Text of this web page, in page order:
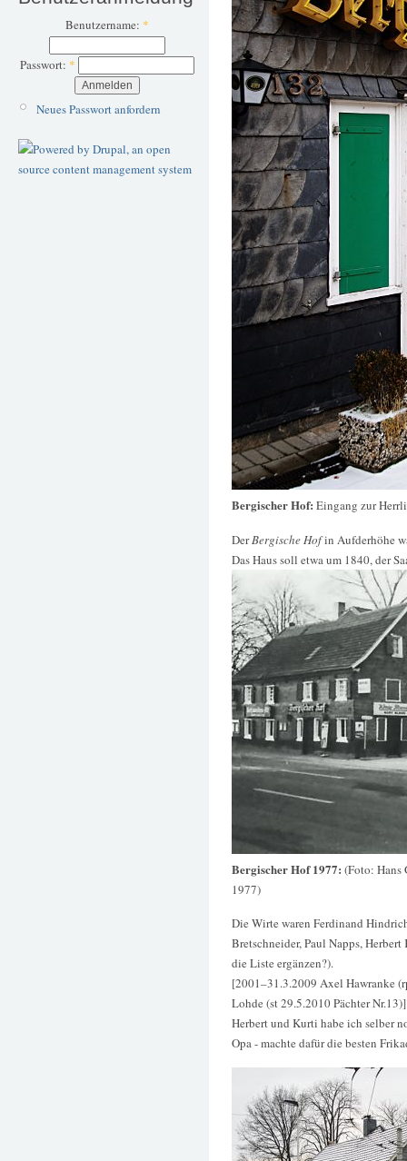
Benutzername: *
Passwort: *
Neues Passwort anfordern
Bergischer Hof: Eingang zur
DerBergische Hofin Aufderhöhe
Das Haus soll etwa um 1840, der
Bergischer Hof 1977: (Foto: Hans
1977)
Die Wirte waren Ferdinand
Bretschneider, Paul Napps,
die Liste ergänzen?).
[2001–31.3.2009 Axel Hawranke
Lohde (st 29.5.2010 Pächter Nr.13)]
Herbert und Kurti habe ich selber
Opa - machte dafür die besten